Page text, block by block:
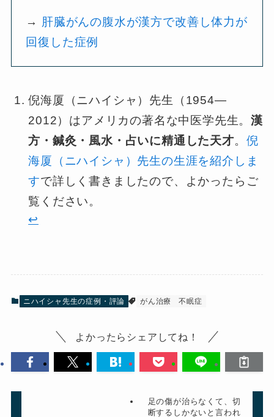
→ 肝臓がんの腹水が漢方で改善し体力が
回復した症例
倪海厦（ニハイシャ）先生（1954—
2012）はアメリカの著名な中医学先生。漢
方・鍼灸・風水・占いに精通した天才。 倪
海厦（ニハイシャ）先生の生涯を紹介しま
すで詳しく書きましたので、よかったらご
覧ください。
↩︎
ニハイシャ先生の症例・評論 がん治療 不眠症
よかったらシェアしてね！
足の傷が治らなくて、切
断するしかないと言われ